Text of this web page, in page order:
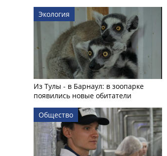
Экология
Из Тулы - в Барнаул: в зоопарке
появились новые обитатели
Общество